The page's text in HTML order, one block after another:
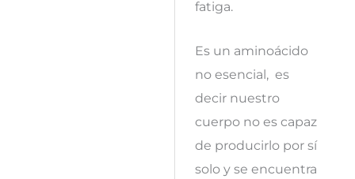
fatiga.
Es un aminoácido
no esencial, es
decir nuestro
cuerpo no es capaz
de producirlo por sí
solo y se encuentra